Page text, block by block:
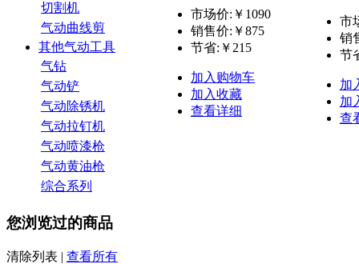
切割机
气动曲线剪
其他气动工具
气钻
气动铲
气动除锈机
气动拉钉机
气动喷漆枪
气动黄油枪
综合系列
您浏览过的商品
清除列表 | 查看所有
市场价:￥1090
销售价: ￥875
节省: ￥215
加入购物车
加入收藏
查看详细
市
销
节
加
加
查